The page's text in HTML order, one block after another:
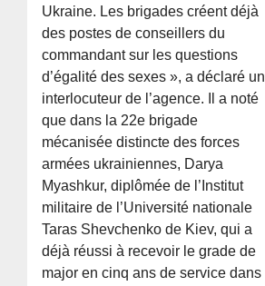
Ukraine. Les brigades créent déjà
des postes de conseillers du
commandant sur les questions
d’égalité des sexes », a déclaré un
interlocuteur de l’agence. Il a noté
que dans la 22e brigade
mécanisée distincte des forces
armées ukrainiennes, Darya
Myashkur, diplômée de l’Institut
militaire de l’Université nationale
Taras Shevchenko de Kiev, qui a
déjà réussi à recevoir le grade de
major en cinq ans de service dans